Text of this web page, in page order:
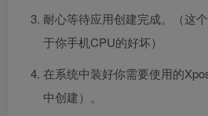
耐心等待应用创建完成。（这
于你手机CPU的好坏）
在系统中装好你需要使用的
中创建）。